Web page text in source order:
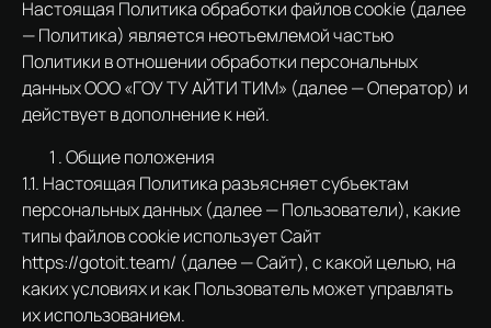
Настоящая Политика обработки файлов cookie (далее
— Политика) является неотъемлемой частью
Политики в отношении обработки персональных
данных ООО «ГОУ ТУ АЙТИ ТИМ» (далее — Оператор) и
действует в дополнение к ней.
Общие положения
1.1. Настоящая Политика разъясняет субъектам
персональных данных (далее — Пользователи), какие
типы файлов cookie использует Сайт
https://gotoit.team/ (далее — Сайт), с какой целью, на
каких условиях и как Пользователь может управлять
их использованием.